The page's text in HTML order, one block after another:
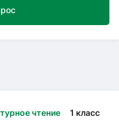
чтение 1 класс